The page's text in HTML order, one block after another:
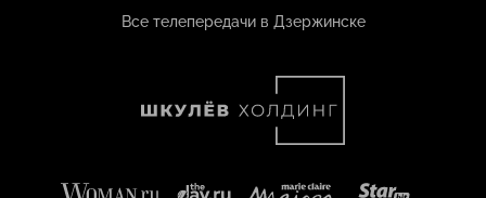
Все телепередачи в Дзержинске